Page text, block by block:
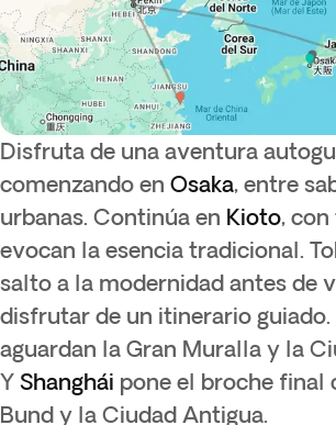
Disfruta de una aventura
comenzando en Osaka, entre
urbanas. Continúa en Kioto,
evocan la esencia tradicional.
salto a la modernidad antes de
disfrutar de un itinerario guiado.
aguardan la Gran Muralla y la
Y Shanghái pone el broche final
Bund y la Ciudad Antigua.